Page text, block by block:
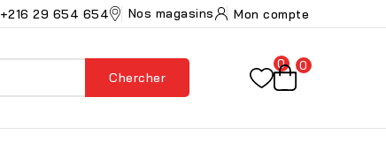
+216 29 654 654 Nos magasins Mon compte
Chercher
0 0